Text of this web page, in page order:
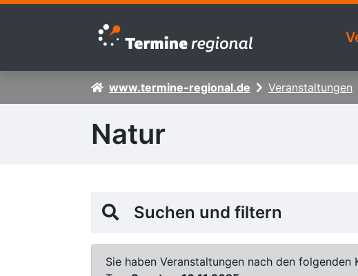
Zur Navigation springen
Zum Inhalt springen
www.termine-regional.de Veranstaltungen
Natur
Suchen und filtern
Sie haben Veranstaltungen nach den